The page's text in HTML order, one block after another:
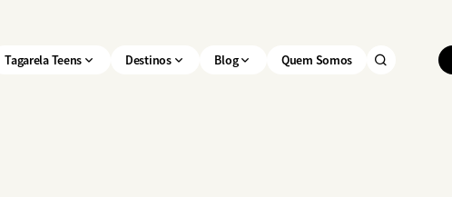
Tagarela Teens Destinos Blog Quem Somos